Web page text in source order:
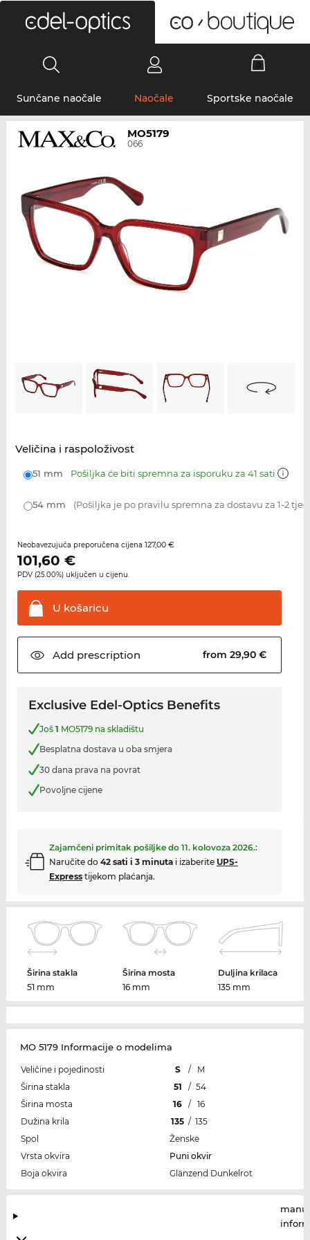
Sunčane naočale Naočale Sportske naočale
MO5179
066
Veličina i raspoloživost
51 mm Pošiljka će biti spremna za isporuku za 41 sati
54 mm (Pošiljka je po pravilu spremna za dostavu za 1-2
Neobavezujuća preporučena cijena 127,00 €
101,60 €
PDV (25.00%) uključen u cijenu.
U košaricu
Add prescription from 29,90 €
Exclusive Edel-Optics Benefits
Još 1 MO5179 na skladištu
Besplatna dostava u oba smjera
30 dana prava na povrat
Povoljne cijene
Zajamčeni primitak pošiljke do 11. kolovoza 2026.:
Naručite do 42 sati i 3 minutai izaberite UPS-
Expresstijekom plaćanja.
Širina stakla
51 mm
Širina mosta
16 mm
Duljina krilaca
135 mm
MO 5179 Informacije o modelima
Veličine i pojedinosti S /
M
Širina stakla
51 / 54
Širina mosta
16 /
16
Dužina krila
135 / 135
Spol
Ženske
Vrsta okvira
Puni okvir
Boja okvira
Glänzend Dunkelrot